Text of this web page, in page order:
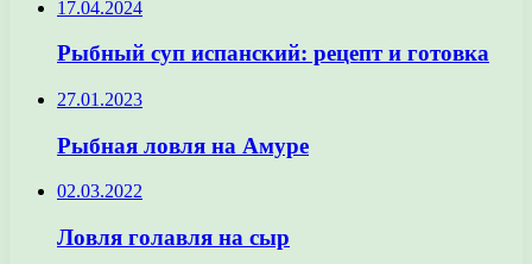
17.04.2024
Рыбный суп испанский: рецепт и готовка
27.01.2023
Рыбная ловля на Амуре
02.03.2022
Ловля голавля на сыр